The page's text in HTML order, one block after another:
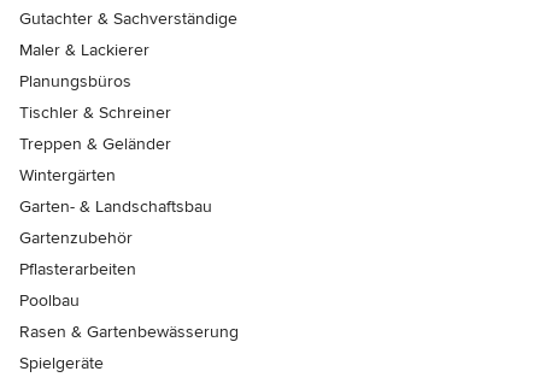
Gutachter & Sachverständige
Maler & Lackierer
Planungsbüros
Tischler & Schreiner
Treppen & Geländer
Wintergärten
Garten- & Landschaftsbau
Gartenzubehör
Pflasterarbeiten
Poolbau
Rasen & Gartenbewässerung
Spielgeräte